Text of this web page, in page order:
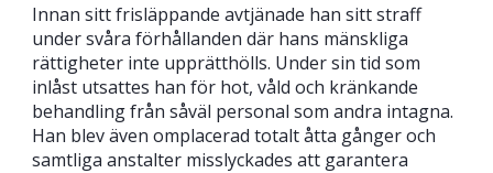
Innan sitt frisläppande avtjänade han sitt straff
under svåra förhållanden där hans mänskliga
rättigheter inte upprätthölls. Under sin tid som
inlåst utsattes han för hot, våld och kränkande
behandling från såväl personal som andra intagna.
Han blev även omplacerad totalt åtta gånger och
samtliga anstalter misslyckades att garantera